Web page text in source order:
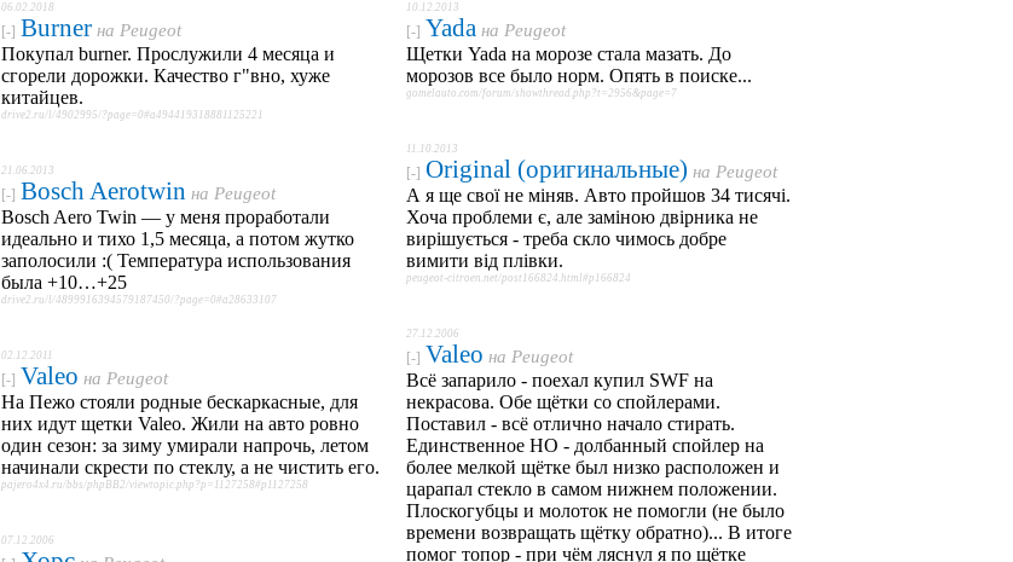
06.02.2018
[-] Burner на Peugeot
Покупал burner. Прослужили 4 месяца и
сгорели дорожки. Качество г"вно, хуже
китайцев.
drive2.ru/l/4902995/?page=0#a494419318881125221
21.06.2013
[-] Bosch Aerotwin на Peugeot
Bosch Aero Twin — у меня проработали
идеально и тихо 1,5 месяца, а потом жутко
заполосили :( Температура использования
была +10…+25
drive2.ru/l/4899916394579187450/?page=0#a28633107
02.12.2011
[-] Valeo на Peugeot
На Пежо стояли родные бескаркасные, для
них идут щетки Valeo. Жили на авто ровно
один сезон: за зиму умирали напрочь, летом
начинали скрести по стеклу, а не чистить его.
pajero4x4.ru/bbs/phpBB2/viewtopic.php?p=1127258#p1127258
07.12.2006
10.12.2013
[-] Yada на Peugeot
Щетки Yada на морозе стала мазать. До
морозов все было норм. Опять в поиске...
gomelauto.com/forum/showthread.php?t=2956&page=7
11.10.2013
[-] Original (оригинальные) на Peugeot
А я ще свої не міняв. Авто пройшов 34 тисячі.
Хоча проблеми є, але заміною двірника не
вирішується - треба скло чимось добре
вимити від плівки.
peugeot-citroen.net/post166824.html#p166824
27.12.2006
[-] Valeo на Peugeot
Всё запарило - поехал купил SWF на
некрасова. Обе щётки со спойлерами.
Поставил - всё отлично начало стирать.
Единственное НО - долбанный спойлер на
более мелкой щётке был низко расположен и
царапал стекло в самом нижнем положении.
Плоскогубцы и молоток не помогли (не было
времени возвращать щётку обратно)... В итоге
помог топор - при чём ляснул я по щётке